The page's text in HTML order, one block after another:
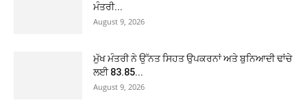
ਮੰਤਰੀ...
August 9, 2026
ਮੁੱਖ ਮੰਤਰੀ ਨੇ ਉੱਨਤ ਸਿਹਤ ਉਪਕਰਨਾਂ ਅਤੇ ਬੁਨਿਆਦੀ ਢਾਂਚੇ
ਲਈ 83.85...
August 9, 2026